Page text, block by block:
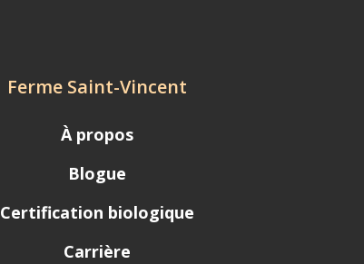
Ferme Saint-Vincent
À propos
Blogue
Certification biologique
Carrière